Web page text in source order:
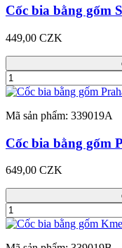
Cốc bia bằng gốm
449,00 CZK
Mã sản phẩm: 339019A
Cốc bia bằng gốm
649,00 CZK